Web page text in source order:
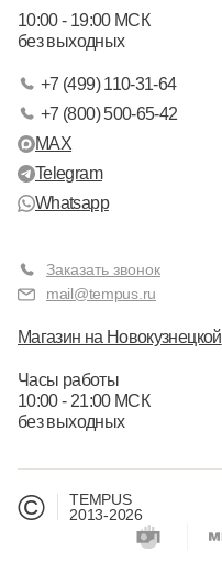
10:00 - 19:00 МСК
без выходных
+7 (499) 110-31-64
+7 (800) 500-65-42
MAX
Telegram
Whatsapp
Заказать звонок
mail@tempus.ru
Магазин на Новокузнецкой
Часы работы
10:00 - 21:00 МСК
без выходных
©
TEMPUS
2013-2026